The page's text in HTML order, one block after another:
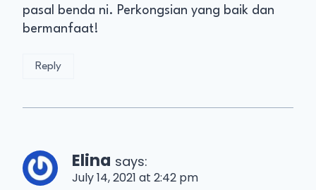
pasal benda ni. Perkongsian yang baik dan
bermanfaat!
Reply
Elina says:
July 14, 2021 at 2:42 pm